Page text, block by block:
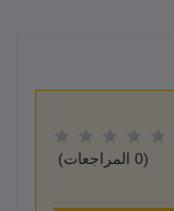
(0 المراجعات)